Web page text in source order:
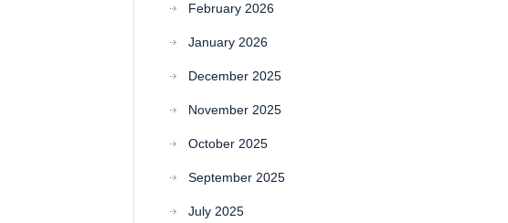
February 2026
January 2026
December 2025
November 2025
October 2025
September 2025
July 2025